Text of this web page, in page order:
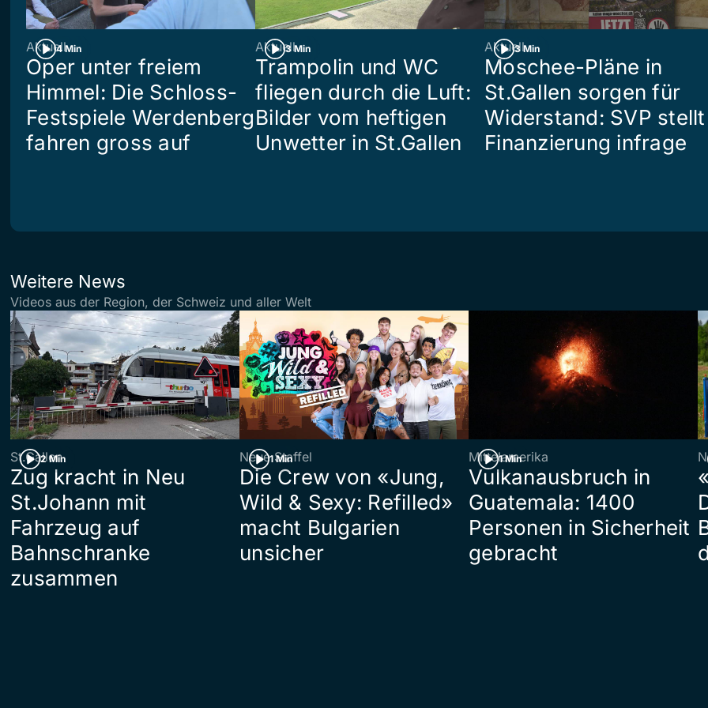
4 Min
Aktuell
Oper unter freiem
Himmel: Die Schloss-
Festspiele Werdenberg
fahren gross auf
3 Min
Aktuell
Trampolin und WC
fliegen durch die Luft:
Bilder vom heftigen
Unwetter in St.Gallen
3 Min
Aktuell
Moschee-Pläne in
St.Gallen sorgen für
Widerstand: SVP stellt
Finanzierung infrage
Weitere News
Videos aus der Region, der Schweiz und aller Welt
2 Min
St.Gallen
Zug kracht in Neu
St.Johann mit
Fahrzeug auf
Bahnschranke
zusammen
1 Min
Neue Staffel
Die Crew von «Jung,
Wild & Sexy: Refilled»
macht Bulgarien
unsicher
1 Min
Mittelamerika
Vulkanausbruch in
Guatemala: 1400
Personen in Sicherheit
gebracht